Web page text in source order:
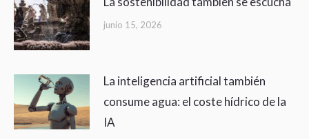
junio 15, 2026
La inteligencia artificial también
consume agua: el coste hídrico de la
IA